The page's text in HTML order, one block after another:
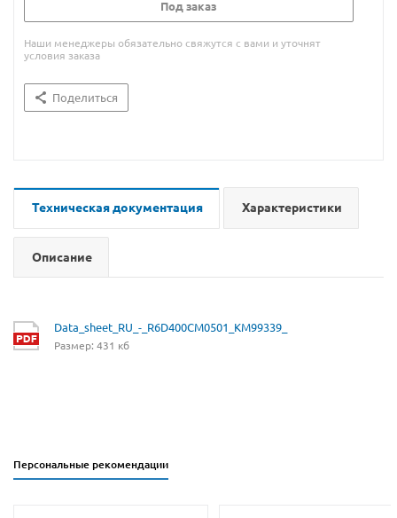
Под заказ
Наши менеджеры обязательно свяжутся с вами и уточнят
условия заказа
Поделиться
Техническая документация Характеристики
Описание
Data_sheet_RU_-_R6D400CM0501_KM99339_
Размер: 431 кб
Персональные рекомендации